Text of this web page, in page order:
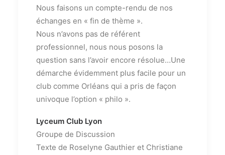
Nous faisons un compte-rendu de nos
échanges en « fin de thème ».
Nous n’avons pas de référent
professionnel, nous nous posons la
question sans l’avoir encore résolue…Une
démarche évidemment plus facile pour un
club comme Orléans qui a pris de façon
univoque l’option « philo ».
Lyceum Club Lyon
Groupe de Discussion
Texte de Roselyne Gauthier et Christiane